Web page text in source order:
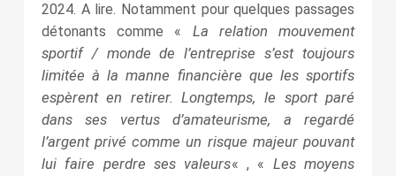
2024. A lire. Notamment pour quelques passages
détonants comme « La relation mouvement
sportif / monde de l’entreprise s’est toujours
limitée à la manne financière que les sportifs
espèrent en retirer. Longtemps, le sport paré
dans ses vertus d’amateurisme, a regardé
l’argent privé comme un risque majeur pouvant
lui faire perdre ses valeurs« , « Les moyens